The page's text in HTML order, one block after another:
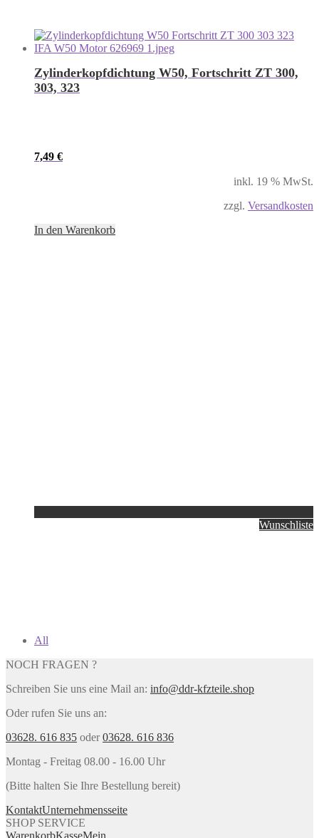
Zylinderkopfdichtung W50, Fortschritt ZT 300,
303, 323
7,49 €
inkl. 19 % MwSt.
zzgl. Versandkosten
In den Warenkorb
Wunschliste
All
NOCH FRAGEN ?
Schreiben Sie uns eine Mail an: info@ddr-kfzteile.shop
Oder rufen Sie uns an:
03628. 616 835 oder03628. 616 836
Montag - Freitag 08.00 - 16.00 Uhr
(Bitte halten Sie Ihre Bestellung bereit)
KontaktUnternehmensseite
SHOP SERVICE